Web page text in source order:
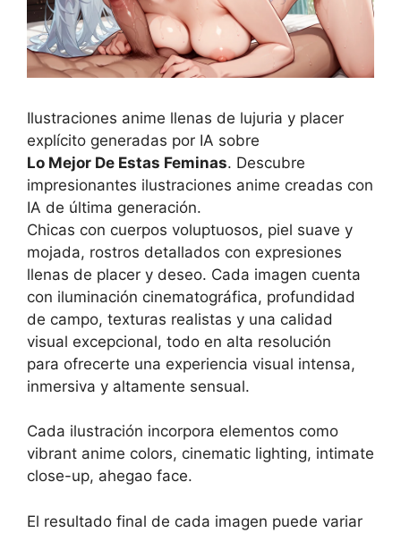
Ilustraciones anime llenas de lujuria y placer
explícito generadas por IA sobre
Lo Mejor De Estas Feminas. Descubre
impresionantes ilustraciones anime creadas con
IA de última generación.
Chicas con cuerpos voluptuosos, piel suave y
mojada, rostros detallados con expresiones
llenas de placer y deseo. Cada imagen cuenta
con iluminación cinematográfica, profundidad
de campo, texturas realistas y una calidad
visual excepcional, todo en alta resolución
para ofrecerte una experiencia visual intensa,
inmersiva y altamente sensual.
Cada ilustración incorpora elementos como
vibrant anime colors, cinematic lighting, intimate
close-up, ahegao face.
El resultado final de cada imagen puede variar